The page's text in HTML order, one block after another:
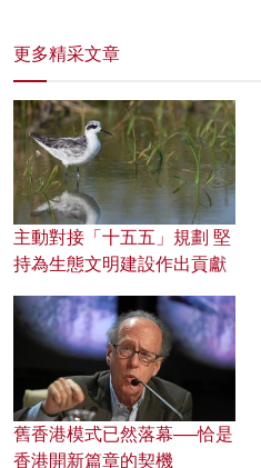
更多精采文章
主動對接「十五五」規劃 堅
持為生態文明建設作出貢獻
舊香港模式已然落幕──恰是
香港開新篇章的契機